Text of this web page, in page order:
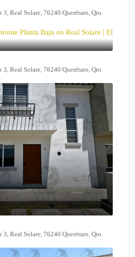
Real Solare, 76240 Querétaro, Qro.
Real Solare, 76240 Querétaro, Qro.
Real Solare, 76240 Querétaro, Qro.